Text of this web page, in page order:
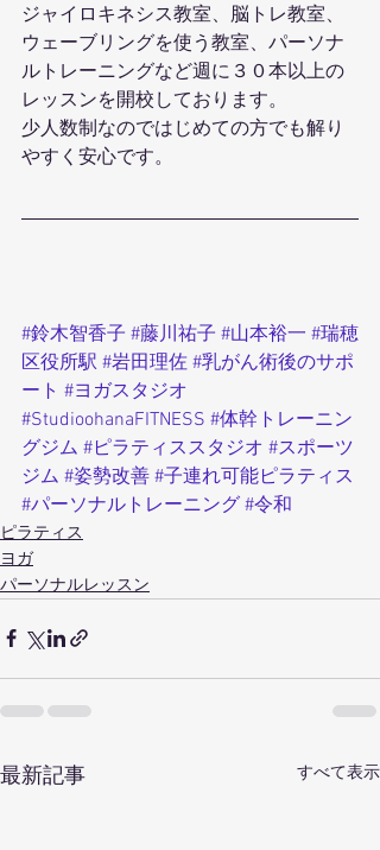
ジャイロキネシス教室、脳トレ教室、
ウェーブリングを使う教室、パーソナ
ルトレーニングなど週に３０本以上の
レッスンを開校しております。
少人数制なのではじめての方でも解り
やすく安心です。
#鈴木智香子 #藤川祐子 #山本裕一 #瑞穂
区役所駅 #岩田理佐 #乳がん術後のサポ
ート #ヨガスタジオ
#StudioohanaFITNESS #体幹トレーニン
グジム #ピラティススタジオ #スポーツ
ジム #姿勢改善 #子連れ可能ピラティス
#パーソナルトレーニング #令和
ピラティス
ヨガ
パーソナルレッスン
最新記事 すべて表示